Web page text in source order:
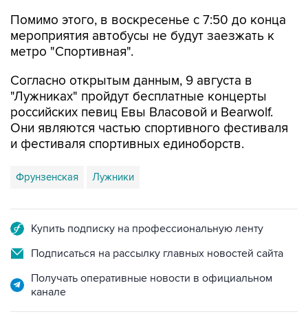
Помимо этого, в воскресенье с 7:50 до конца
мероприятия автобусы не будут заезжать к
метро "Спортивная".
Согласно открытым данным, 9 августа в
"Лужниках" пройдут бесплатные концерты
российских певиц Евы Власовой и Bearwolf.
Они являются частью спортивного фестиваля
и фестиваля спортивных единоборств.
Фрунзенская Лужники
Купить подписку на профессиональную ленту
Подписаться на рассылку главных новостей сайта
Получать оперативные новости в официальном
канале